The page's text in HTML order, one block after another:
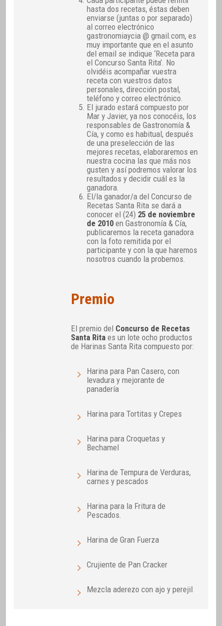
hasta dos recetas, éstas deben
enviarse (juntas o por separado)
al correo electrónico
gastronomiaycia @ gmail.com, es
muy importante que en el asunto
del email se indique ‘Receta para
el Concurso Santa Rita’. No
olvidéis acompañar vuestra
receta con vuestros datos
personales, dirección postal,
teléfono y correo electrónico.
El jurado estará compuesto por
Mar y Javier, ya nos conocéis, los
responsables de Gastronomía &
Cía, y como es habitual, después
de una preselección de las
mejores recetas, elaboraremos en
nuestra cocina las que más nos
gusten y así podremos valorar los
resultados y decidir cuál es la
ganadora.
El/la ganador/a del Concurso de
Recetas Santa Rita se dará a
conocer el (24) 25 de noviembre
de 2010 en Gastronomía & Cía,
publicaremos la receta ganadora
con la foto remitida por el
participante y con la que haremos
nosotros cuando la probemos.
Premio
El premio del Concurso de Recetas
Santa Rita es un lote ocho productos
de Harinas Santa Rita compuesto por:
Harina para Pan Casero, con
levadura y mejorante de
panadería
Harina para Tortitas y Crepes
Harina para Croquetas y
Bechamel
Harina de Tempura de Verduras,
carnes y pescados
Harina para la Fritura de
Pescados.
Harina de Gran Fuerza
Crujiente de Pan Cracker
Mezcla aderezo con ajo y perejil